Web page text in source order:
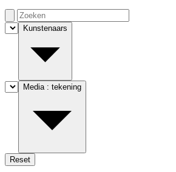
Kunstenaars
Media : tekening